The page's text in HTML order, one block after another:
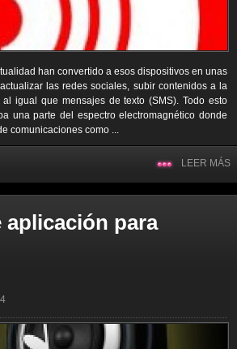
han convertido a esos dispositivos en unas
las redes sociales, subir contenidos a la
igual que mensajes de texto (SMS). Todo esto
una parte del espectro electromagnético donde
comunicaciones como ...
LEER MÁS
aplicación para